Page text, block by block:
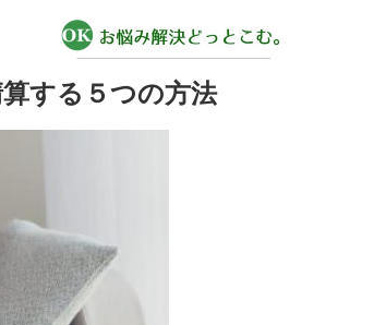
する５つの方法